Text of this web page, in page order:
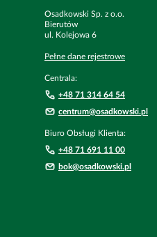
Osadkowski Sp. z o.o.
Bierutów
ul. Kolejowa 6
Pełne dane rejestrowe
Centrala:
+48 71 314 64 54
centrum@osadkowski.pl
Biuro Obsługi Klienta:
+48 71 691 11 00
bok@osadkowski.pl